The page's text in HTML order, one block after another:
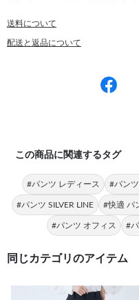
送料について
配送と返品について
この商品に関連するタグ
#パンツ レディース #パン
#パンツ SILVER LINE #快適 パ
#パンツ オフィス #
同じカテゴリのアイテム